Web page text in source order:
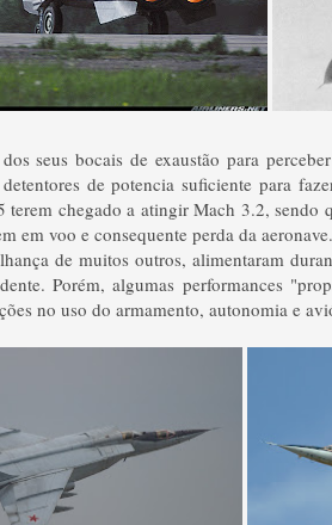
seus bocais de exaustão para
de potencia suficiente para
chegado a atingir Mach 3.2, sendo
em voo e consequente perda da aeronave.
de muitos outros, alimentaram
Porém, algumas performances
no uso do armamento, autonomia e